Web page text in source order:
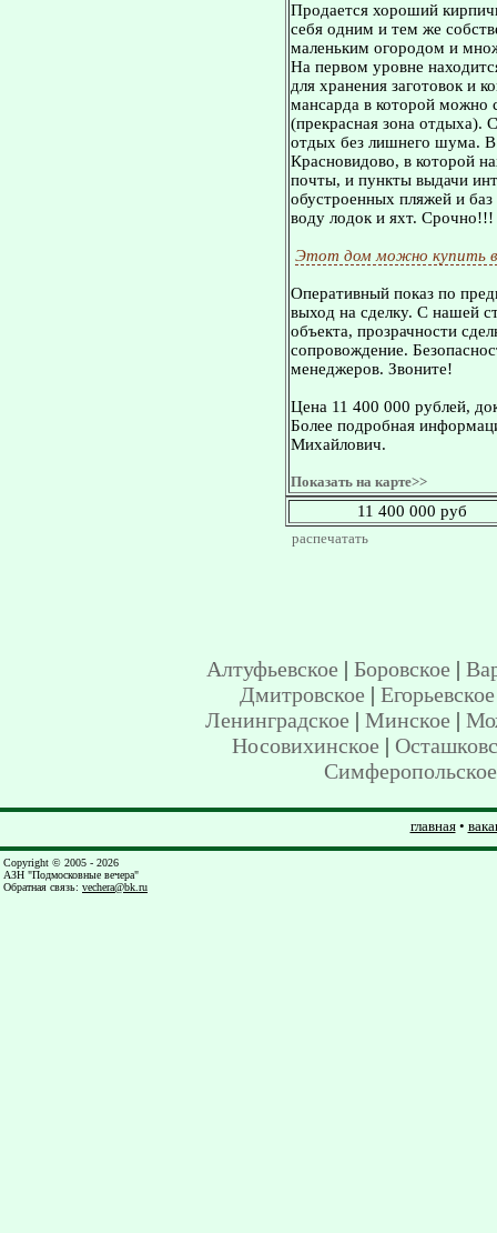
Продается хороший
себя одним и тем же
маленьким огородом и
На первом уровне
для хранения заготовок и
мансарда в которой можно
(прекрасная зона отдыха).
отдых без лишнего шума. В
Красновидово, в которой
почты, и пункты выдачи
обустроенных пляжей и
воду лодок и яхт.
Этот дом можно купить
Оперативный показ по
выход на сделку. С нашей
объекта, прозрачности
сопровождение.
менеджеров. Звоните!
Цена 11 400 000 рублей,
Более подробная
Михайлович.
Показать на карте>>
11 400 000 руб
распечатать
Алтуфьевское | Боровское |
Дмитровское | Егорьевское
Ленинградское | Минское |
Носовихинское |
Симферопольское
главная•
Copyright © 2005 - 2026
АЗН "Подмосковные вечера"
Обратная связь: vechera@bk.ru